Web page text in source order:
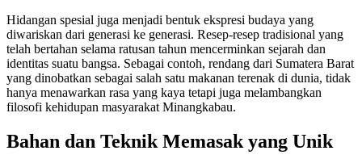
Hidangan spesial juga menjadi bentuk ekspresi budaya yang
diwariskan dari generasi ke generasi. Resep-resep tradisional yang
telah bertahan selama ratusan tahun mencerminkan sejarah dan
identitas suatu bangsa. Sebagai contoh, rendang dari Sumatera Barat
yang dinobatkan sebagai salah satu makanan terenak di dunia, tidak
hanya menawarkan rasa yang kaya tetapi juga melambangkan
filosofi kehidupan masyarakat Minangkabau.
Bahan dan Teknik Memasak yang Unik